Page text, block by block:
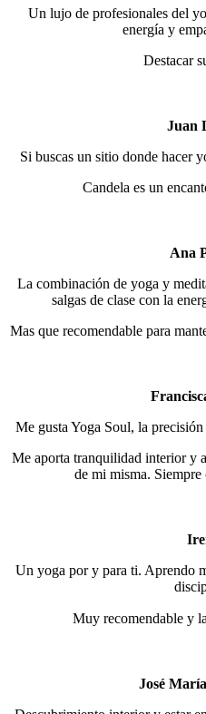
Un lujo de profesionales del
energía y
Destacar
Juan
Si buscas un sitio donde hacer
Candela es un
Ana
La combinación de yoga y
salgas de clase con la
Mas que recomendable para
Me gusta Yoga Soul, la
Me aporta tranquilidad interior y
de mi misma.
Un yoga por y para ti. Aprendo
Muy recomendable y
José